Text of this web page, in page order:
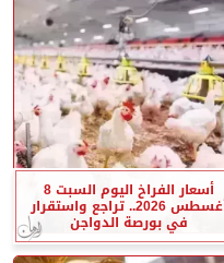
أسعار الفراخ اليوم السبت 8
أغسطس 2026.. تراجع واستقرار
في بورصة الدواجن